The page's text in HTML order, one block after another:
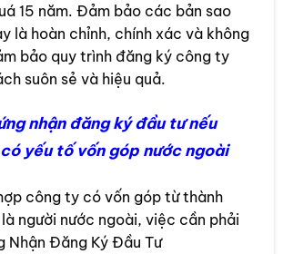
15 năm. Đảm bảo các bản sao
là hoàn chỉnh, chính xác và không
bảo quy trình đăng ký công ty
suôn sẻ và hiệu quả.
nhận đăng ký đầu tư nếu
yếu tố vốn góp nước ngoài
công ty có vốn góp từ thành
người nước ngoài, việc cần phải
Nhận Đăng Ký Đầu Tư